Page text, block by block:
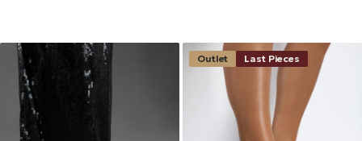
Outlet Last Pieces